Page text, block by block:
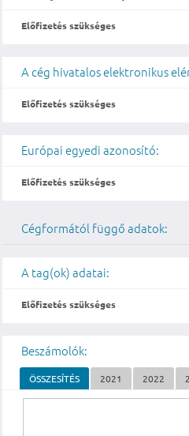
Előfizetés szükséges
A cég hivatalos elektronikus
Előfizetés szükséges
Európai egyedi azonosító:
Előfizetés szükséges
Cégformától függő adatok:
A tag(ok) adatai:
Előfizetés szükséges
Beszámolók:
ÖSSZESÍTÉS 2021 2022